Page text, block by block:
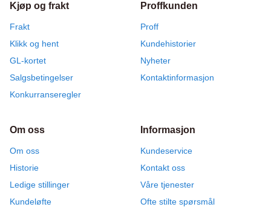
Kjøp og frakt
Frakt
Klikk og hent
GL-kortet
Salgsbetingelser
Konkurranseregler
Proffkunden
Proff
Kundehistorier
Nyheter
Kontaktinformasjon
Om oss
Om oss
Historie
Ledige stillinger
Kundeløfte
Informasjon
Kundeservice
Kontakt oss
Våre tjenester
Ofte stilte spørsmål